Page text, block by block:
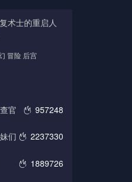
术士的重启人
冒险 后宫
957248
官
2237330
们
1889726